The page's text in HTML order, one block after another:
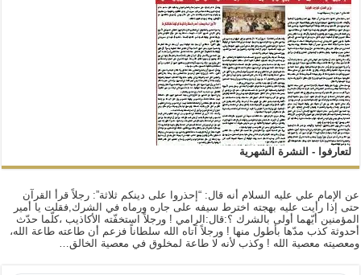
لتعارفوا - النشرة الشهرية
عن الإمام علي عليه السلام أنه قال: “إحذروا على دينكم ثلاثة”: رجلاً قرأ القرآن
حتى إذا رأيت عليه بهجته اخترط سيفه على جاره ورماه في الشرك,فقلت يا أمير
المؤمنين أيّهما أولى بالشرك ؟:قال:الرامي ! ورجلاً استخفّته الأكاذيب ،كلّما حدّث
أحدوثة كذب مدّها بأطول منها ! ورجلاً آتاه الله سلطاناً فزعم أن طاعته طاعة الله،
ومعصيته معصية الله ! وكذب لأنه لا طاعة لمخلوق في معصية الخالق…